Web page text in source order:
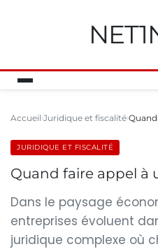
Accueil Juridique et fiscalité Quand
JURIDIQUE ET FISCALITÉ
Quand faire appel à
Dans le paysage
entreprises évoluent
juridique complexe où